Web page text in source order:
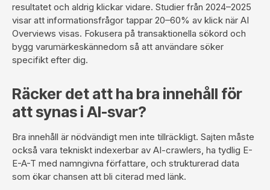
resultatet och aldrig klickar vidare. Studier från 2024–2025
visar att informationsfrågor tappar 20–60% av klick när AI
Overviews visas. Fokusera på transaktionella sökord och
bygg varumärkeskännedom så att användare söker
specifikt efter dig.
Räcker det att ha bra innehåll för
att synas i AI-svar?
Bra innehåll är nödvändigt men inte tillräckligt. Sajten måste
också vara tekniskt indexerbar av AI-crawlers, ha tydlig E-
E-A-T med namngivna författare, och strukturerad data
som ökar chansen att bli citerad med länk.